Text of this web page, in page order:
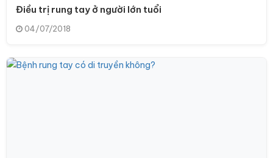
Điều trị rung tay ở người lớn tuổi
04/07/2018